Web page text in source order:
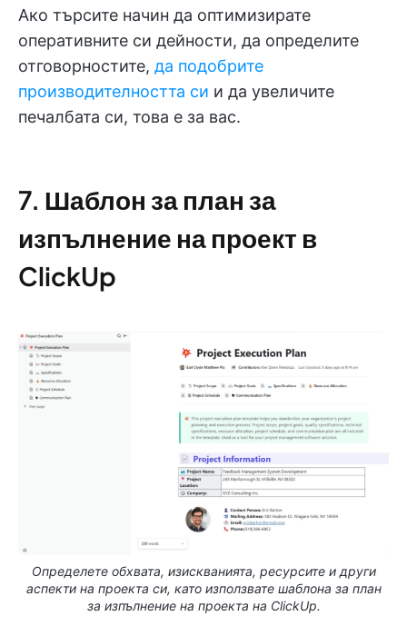
Ако търсите начин да оптимизирате
оперативните си дейности, да определите
отговорностите, да подобрите
производителността си и да увеличите
печалбата си, това е за вас.
7. Шаблон за план за
изпълнение на проект в
ClickUp
Определете обхвата, изискванията, ресурсите и други
аспекти на проекта си, като използвате шаблона за план
за изпълнение на проекта на ClickUp.